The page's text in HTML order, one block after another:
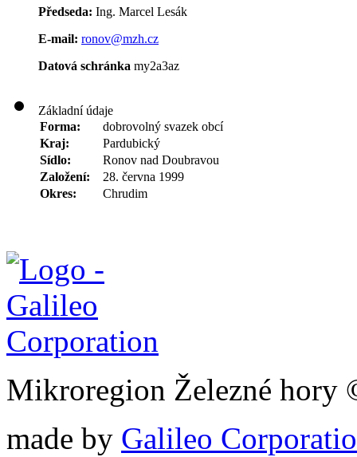
Předseda: Ing. Marcel Lesák
E-mail: ronov@mzh.cz
Datová schránka my2a3az
Základní údaje
Forma:
dobrovolný svazek obcí
Kraj:
Pardubický
Sídlo:
Ronov nad Doubravou
Založení:
28. června 1999
Okres:
Chrudim
Mikroregion Železné hory
made by Galileo